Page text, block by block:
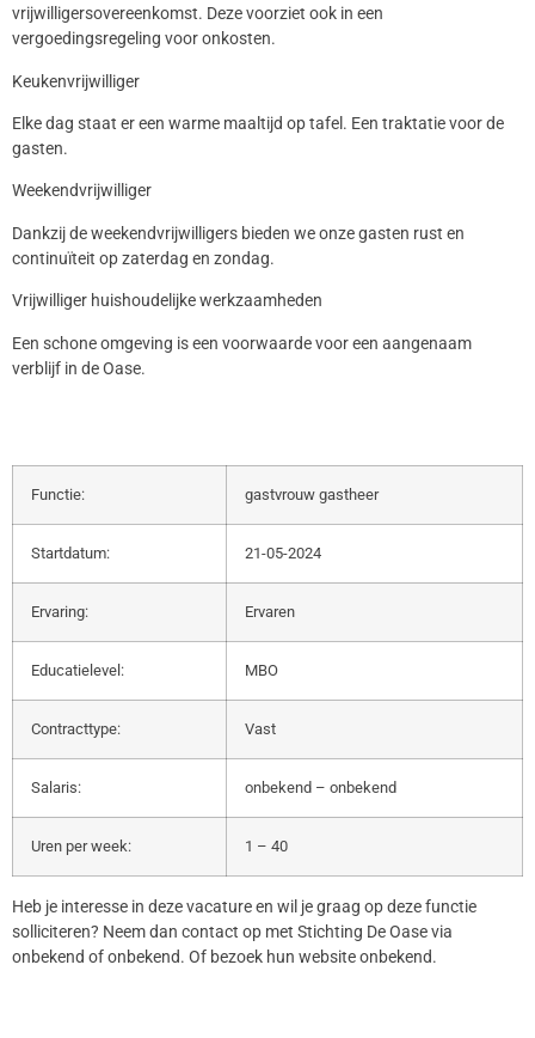
vrijwilligersovereenkomst. Deze voorziet ook in een
vergoedingsregeling voor onkosten.
Keukenvrijwilliger
Elke dag staat er een warme maaltijd op tafel. Een traktatie voor de
gasten.
Weekendvrijwilliger
Dankzij de weekendvrijwilligers bieden we onze gasten rust en
continuïteit op zaterdag en zondag.
Vrijwilliger huishoudelijke werkzaamheden
Een schone omgeving is een voorwaarde voor een aangenaam
verblijf in de Oase.
Functie: gastvrouw gastheer
Startdatum: 21-05-2024
Ervaring: Ervaren
Educatielevel: MBO
Contracttype: Vast
Salaris: onbekend – onbekend
Uren per week: 1 – 40
Heb je interesse in deze vacature en wil je graag op deze functie
solliciteren? Neem dan contact op met Stichting De Oase via
onbekend of onbekend. Of bezoek hun website onbekend.